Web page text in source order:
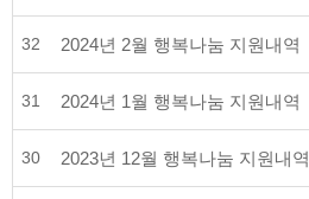
32 2024년 2월 행복나눔 지원내역
31 2024년 1월 행복나눔 지원내역
30 2023년 12월 행복나눔 지원내역